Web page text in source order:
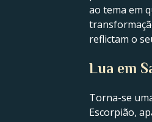
ao tema em
reflictam o
Lua em
Torna-se
Escorpião,